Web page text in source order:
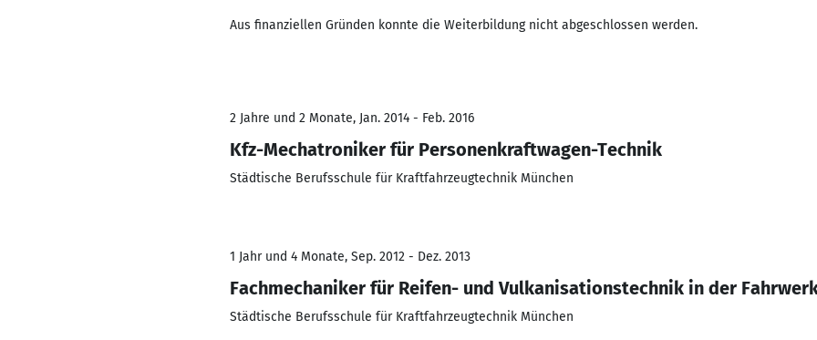
Aus finanziellen Gründen konnte die Weiterbildung nicht abgeschlossen werden.
2 Jahre und 2 Monate, Jan. 2014 - Feb. 2016
Kfz-Mechatroniker für Personenkraftwagen-Technik
Städtische Berufsschule für Kraftfahrzeugtechnik München
1 Jahr und 4 Monate, Sep. 2012 - Dez. 2013
Fachmechaniker für Reifen- und Vulkanisationstechnik in der
Städtische Berufsschule für Kraftfahrzeugtechnik München